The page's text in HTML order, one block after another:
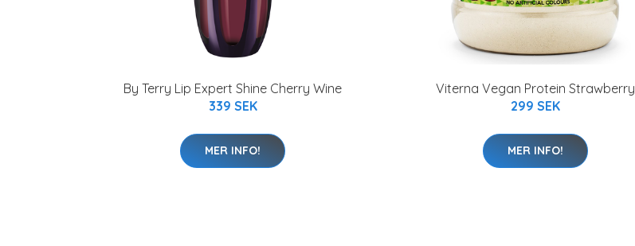
By Terry Lip Expert Shine Cherry Wine
339 SEK
MER INFO!
Viterna Vegan Protein Strawberry
299 SEK
MER INFO!